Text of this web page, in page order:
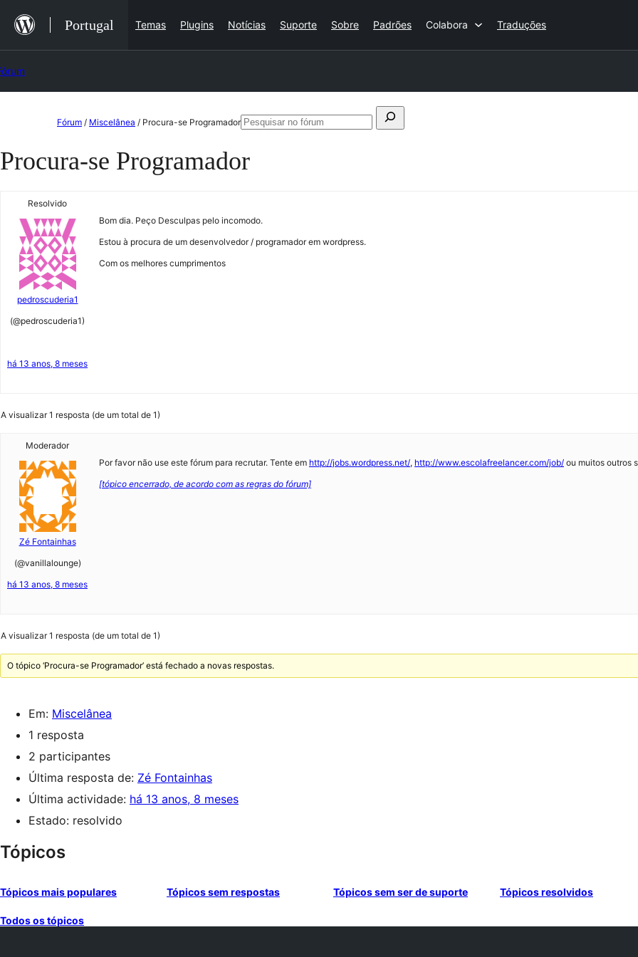
para
o
conteúdo
Portugal Temas Plugins Notícias Suporte Sobre Padrões Colabora Traduções
o
Fórum / Miscelânea / Procura-se ProgramadorPesquisar
Pesquisar
Procura-se Programador
Resolvido
pedroscuderia1
(@pedroscuderia1)
há 13 anos, 8 meses
Bom dia. Peço Desculpas pelo incomodo.
Estou à procura de um desenvolvedor / programador em wordpress.
Com os melhores cumprimentos
A visualizar 1 resposta (de um total de 1)
Moderador
Zé Fontainhas
(@vanillalounge)
há 13 anos, 8 meses
Por favor não use este fórum para recrutar. Tente em http://jobs.wordpress.net/, http://www.escolafreelancer.com/job/ ou muitos outros
[tópico encerrado, de acordo com as regras do fórum]
A visualizar 1 resposta (de um total de 1)
O tópico ‘Procura-se Programador’ está fechado a novas respostas.
Em: Miscelânea
1 resposta
2 participantes
Última resposta de: Zé Fontainhas
Última actividade: há 13 anos, 8 meses
Estado: resolvido
Tópicos
Tópicos mais populares Tópicos sem respostas Tópicos sem ser de suporte Tópicos resolvidos
Todos os tópicos